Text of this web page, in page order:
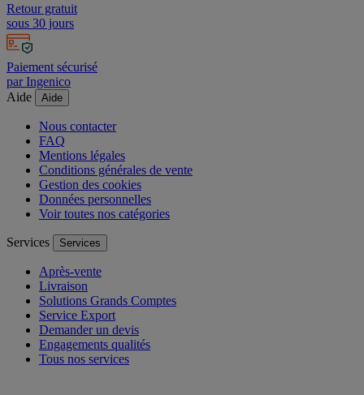
Retour gratuit
sous 30 jours
Paiement sécurisé
par Ingenico
Aide
Aide
Nous contacter
FAQ
Mentions légales
Conditions générales de vente
Gestion des cookies
Données personnelles
Voir toutes nos catégories
Services Services
Après-vente
Livraison
Solutions Grands Comptes
Service Export
Demander un devis
Engagements qualités
Tous nos services